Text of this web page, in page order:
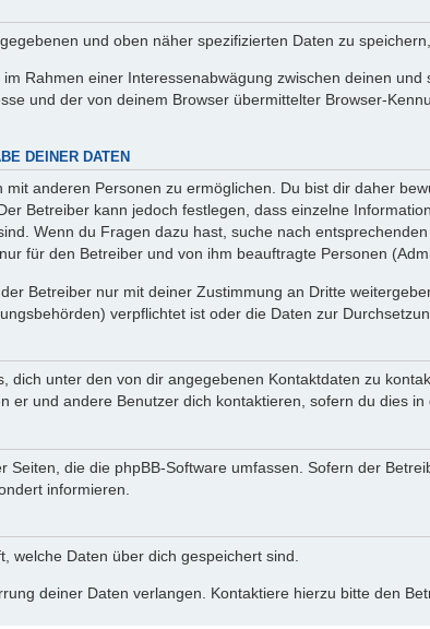
und oben näher spezifizierten Daten zu
Rahmen einer Interessenabwägung zwischen deinen
und der von deinem Browser übermittelter Browser-
DEINER DATEN
anderen Personen zu ermöglichen. Du bist dir daher
Betreiber kann jedoch festlegen, dass einzelne
Wenn du Fragen dazu hast, suche nach
für den Betreiber und von ihm beauftragte Personen
Betreiber nur mit deiner Zustimmung an Dritte
verpflichtet ist oder die Daten zur
dich unter den von dir angegebenen Kontaktdaten zu
er und andere Benutzer dich kontaktieren, sofern du dies
Seiten, die die phpBB-Software umfassen. Sofern der
informieren.
welche Daten über dich gespeichert sind.
deiner Daten verlangen. Kontaktiere hierzu bitte den